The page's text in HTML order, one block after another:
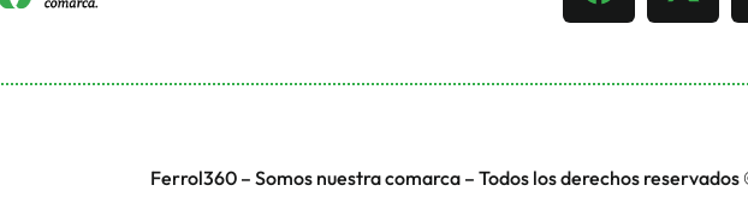
Ferrol360 – Somos nuestra comarca – Todos los derechos